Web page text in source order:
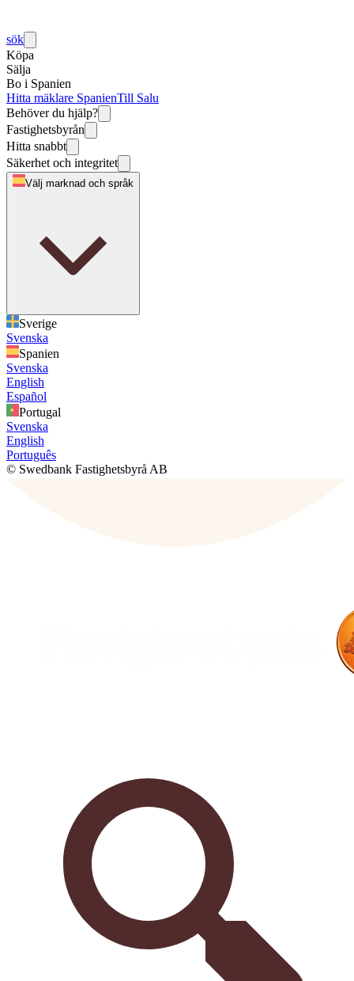
sök
Köpa
Sälja
Bo i Spanien
Hitta mäklare SpanienTill Salu
Behöver du hjälp?
Fastighetsbyrån
Hitta snabbt
Säkerhet och integritet
Välj marknad och språk
Sverige
Svenska
Spanien
Svenska
English
Español
Portugal
Svenska
English
Português
© Swedbank Fastighetsbyrå AB